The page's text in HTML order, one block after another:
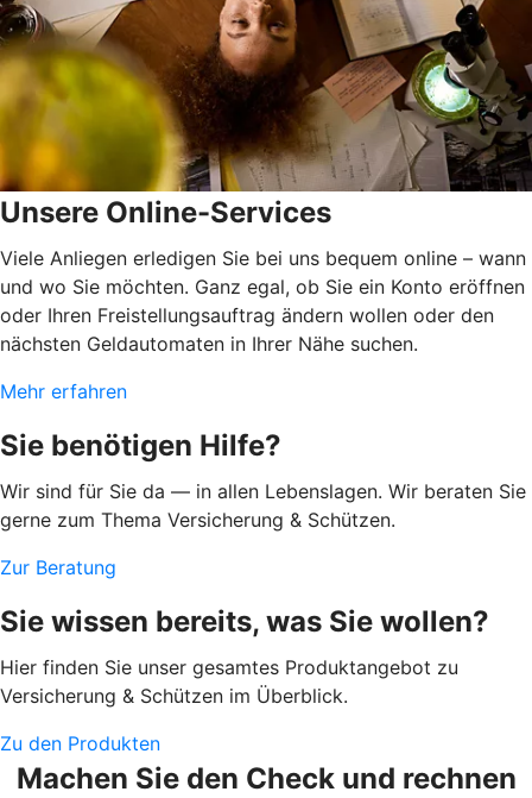
Unsere Online-Services
Viele Anliegen erledigen Sie bei uns bequem online – wann
und wo Sie möchten. Ganz egal, ob Sie ein Konto eröffnen
oder Ihren Freistellungsauftrag ändern wollen oder den
nächsten Geldautomaten in Ihrer Nähe suchen.
Mehr erfahren
Sie benötigen Hilfe?
Wir sind für Sie da — in allen Lebenslagen. Wir beraten Sie
gerne zum Thema Versicherung & Schützen.
Zur Beratung
Sie wissen bereits, was Sie wollen?
Hier finden Sie unser gesamtes Produktangebot zu
Versicherung & Schützen im Überblick.
Zu den Produkten
Machen Sie den Check und rechnen